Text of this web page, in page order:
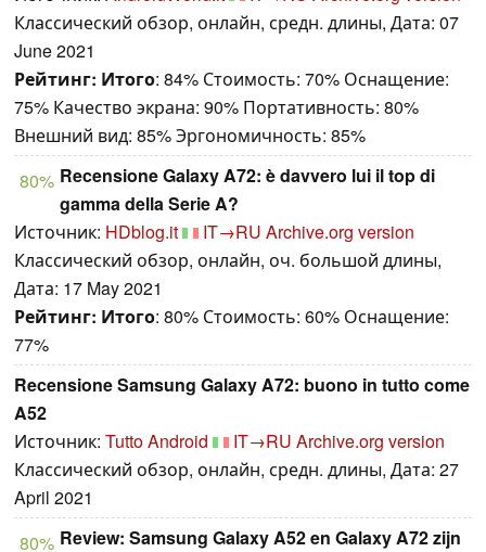
Классический обзор, онлайн, средн. длины, Дата: 07
June 2021
Рейтинг: Итого: 84% Стоимость: 70% Оснащение:
75% Качество экрана: 90% Портативность: 80%
Внешний вид: 85% Эргономичность: 85%
80% Recensione Galaxy A72: è davvero lui il top di
gamma della Serie A?
Источник: HDblog.it IT→RU Archive.org version
Классический обзор, онлайн, оч. большой длины,
Дата: 17 May 2021
Рейтинг: Итого: 80% Стоимость: 60% Оснащение:
77%
Recensione Samsung Galaxy A72: buono in tutto come
A52
Источник: Tutto Android IT→RU Archive.org version
Классический обзор, онлайн, средн. длины, Дата: 27
April 2021
80% Review: Samsung Galaxy A52 en Galaxy A72 zijn